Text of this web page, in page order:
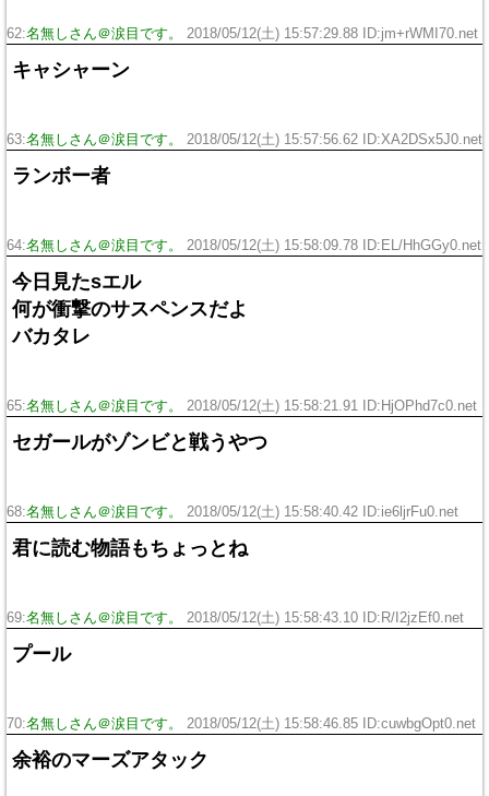
62:名無しさん＠涙目です。 2018/05/12(土) 15:57:29.88 ID:jm+rWMI70.net
キャシャーン
63:名無しさん＠涙目です。 2018/05/12(土) 15:57:56.62 ID:XA2DSx5J0.net
ランボー者
64:名無しさん＠涙目です。 2018/05/12(土) 15:58:09.78 ID:EL/HhGGy0.net
今日見たsエル
何が衝撃のサスペンスだよ
バカタレ
65:名無しさん＠涙目です。 2018/05/12(土) 15:58:21.91 ID:HjOPhd7c0.net
セガールがゾンビと戦うやつ
68:名無しさん＠涙目です。 2018/05/12(土) 15:58:40.42 ID:ie6ljrFu0.net
君に読む物語もちょっとね
69:名無しさん＠涙目です。 2018/05/12(土) 15:58:43.10 ID:R/I2jzEf0.net
プール
70:名無しさん＠涙目です。 2018/05/12(土) 15:58:46.85 ID:cuwbgOpt0.net
余裕のマーズアタック